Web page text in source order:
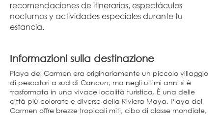
recomendaciones de itinerarios, espectáculos
nocturnos y actividades especiales durante tu
estancia.
Informazioni sulla destinazione
Playa del Carmen era originariamente un piccolo villaggio
di pescatori a sud di Cancun, ma negli ultimi anni si è
trasformata in una vivace località turistica. È una delle
città più colorate e diverse della Riviera Maya. Playa del
Carmen offre brezze tropicali miti, cibo di classe mondiale,